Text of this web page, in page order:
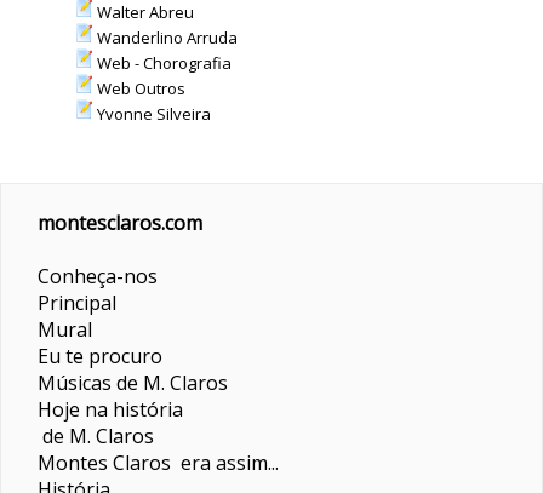
Walter Abreu
Wanderlino Arruda
Web - Chorografia
Web Outros
Yvonne Silveira
montesclaros.com
Conheça-nos
Principal
Mural
Eu te procuro
Músicas de M. Claros
Hoje na história
de M. Claros
Montes Claros era assim...